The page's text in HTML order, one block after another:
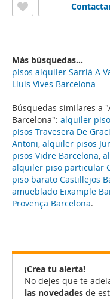
Búsquedas similares a
Barcelona": alquiler
pisos Travesera De
Antoni, alquiler pisos
pisos Vidre Barcelona,
alquiler piso particular
piso barato Castillejos
amueblado Eixample
Provença Barcelona.
Más búsquedas...
pisos alquiler Sarrià A
Lluis Vives Barcelona
¡Crea tu alerta!
No dejes que te
las novedades de